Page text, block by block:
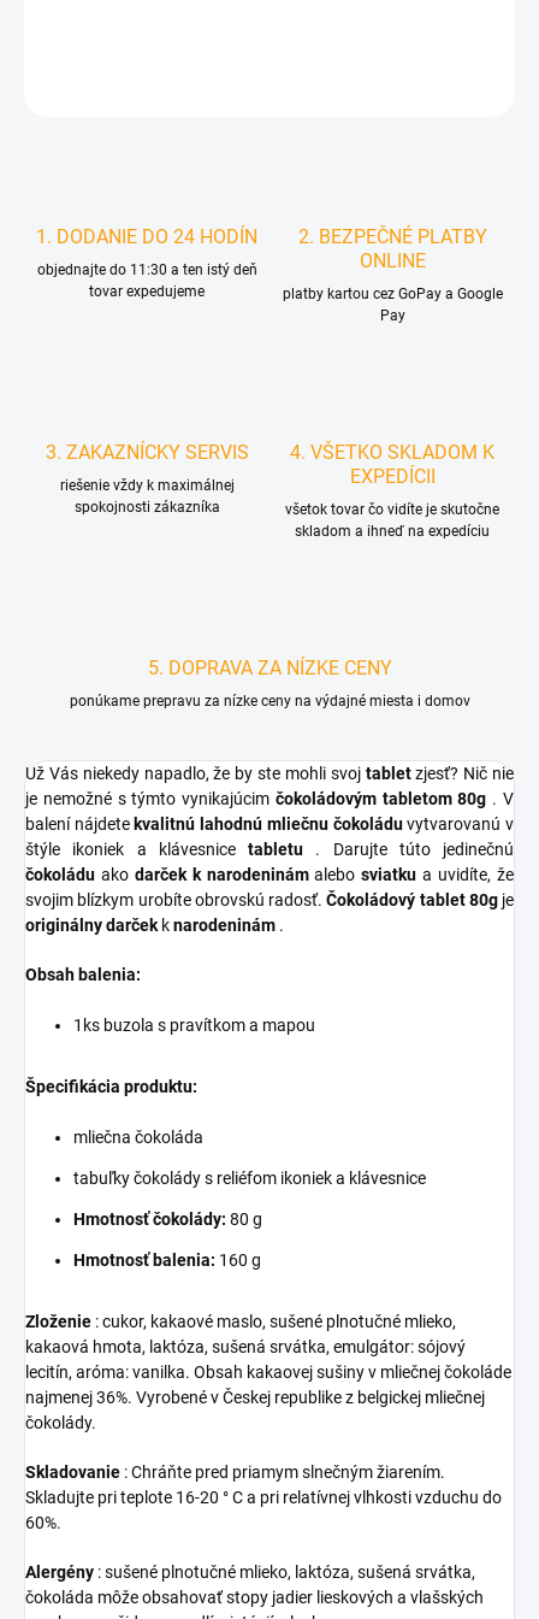
1. DODANIE DO 24 HODÍN
objednajte do 11:30 a ten istý deň
tovar expedujeme
2. BEZPEČNÉ PLATBY
ONLINE
platby kartou cez GoPay a Google
Pay
3. ZAKAZNÍCKY SERVIS
riešenie vždy k maximálnej
spokojnosti zákazníka
4. VŠETKO SKLADOM K
EXPEDÍCII
všetok tovar čo vidíte je skutočne
skladom a ihneď na expedíciu
5. DOPRAVA ZA NÍZKE CENY
ponúkame prepravu za nízke ceny na výdajné miesta i domov
Už Vás niekedy napadlo, že by ste mohli svoj tabletzjesť? Nič nie
je nemožné s týmto vynikajúcim čokoládovým tabletom 80g . V
balení nájdete kvalitnú lahodnú mliečnu čokoláduvytvarovanú v
štýle ikoniek a klávesnice tabletu . Darujte túto jedinečnú
čokoládu ako darček k narodeninámalebosviatku a uvidíte, že
svojim blízkym urobíte obrovskú radosť.Čokoládový tablet 80gje
originálny darčekknarodeninám .
Obsah balenia:
1ks buzola s pravítkom a mapou
Špecifikácia produktu:
mliečna čokoláda
tabuľky čokolády s reliéfom ikoniek a klávesnice
Hmotnosť čokolády: 80 g
Hmotnosť balenia: 160 g
Zloženie : cukor, kakaové maslo, sušené plnotučné mlieko,
kakaová hmota, laktóza, sušená srvátka, emulgátor: sójový
lecitín, aróma: vanilka. Obsah kakaovej sušiny v mliečnej čokoláde
najmenej 36%. Vyrobené v Českej republike z belgickej mliečnej
čokolády.
Skladovanie : Chráňte pred priamym slnečným žiarením.
Skladujte pri teplote 16-20 ° C a pri relatívnej vlhkosti vzduchu do
60%.
Alergény : sušené plnotučné mlieko, laktóza, sušená srvátka,
čokoláda môže obsahovať stopy jadier lieskových a vlašských